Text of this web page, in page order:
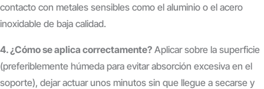
contacto con metales sensibles como el aluminio o el acero
inoxidable de baja calidad.
4. ¿Cómo se aplica correctamente? Aplicar sobre la superficie
(preferiblemente húmeda para evitar absorción excesiva en el
soporte), dejar actuar unos minutos sin que llegue a secarse y